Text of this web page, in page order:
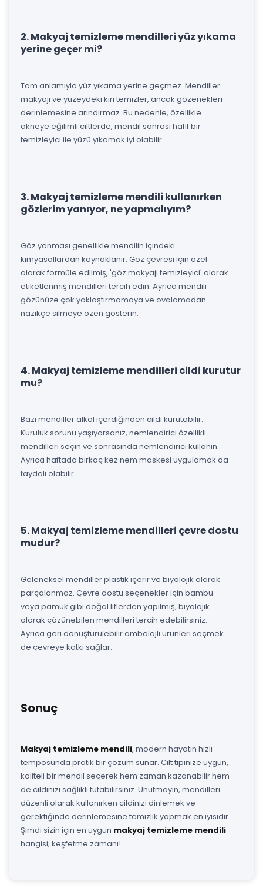
2. Makyaj temizleme mendilleri yüz yıkama
yerine geçer mi?
Tam anlamıyla yüz yıkama yerine geçmez. Mendiller
makyajı ve yüzeydeki kiri temizler, ancak gözenekleri
derinlemesine arındırmaz. Bu nedenle, özellikle
akneye eğilimli ciltlerde, mendil sonrası hafif bir
temizleyici ile yüzü yıkamak iyi olabilir.
3. Makyaj temizleme mendili kullanırken
gözlerim yanıyor, ne yapmalıyım?
Göz yanması genellikle mendilin içindeki
kimyasallardan kaynaklanır. Göz çevresi için özel
olarak formüle edilmiş, 'göz makyajı temizleyici' olarak
etiketlenmiş mendilleri tercih edin. Ayrıca mendili
gözünüze çok yaklaştırmamaya ve ovalamadan
nazikçe silmeye özen gösterin.
4. Makyaj temizleme mendilleri cildi kurutur
mu?
Bazı mendiller alkol içerdiğinden cildi kurutabilir.
Kuruluk sorunu yaşıyorsanız, nemlendirici özellikli
mendilleri seçin ve sonrasında nemlendirici kullanın.
Ayrıca haftada birkaç kez nem maskesi uygulamak da
faydalı olabilir.
5. Makyaj temizleme mendilleri çevre dostu
mudur?
Geleneksel mendiller plastik içerir ve biyolojik olarak
parçalanmaz. Çevre dostu seçenekler için bambu
veya pamuk gibi doğal liflerden yapılmış, biyolojik
olarak çözünebilen mendilleri tercih edebilirsiniz.
Ayrıca geri dönüştürülebilir ambalajlı ürünleri seçmek
de çevreye katkı sağlar.
Sonuç
Makyaj temizleme mendili, modern hayatın hızlı
temposunda pratik bir çözüm sunar. Cilt tipinize uygun,
kaliteli bir mendil seçerek hem zaman kazanabilir hem
de cildinizi sağlıklı tutabilirsiniz. Unutmayın, mendilleri
düzenli olarak kullanırken cildinizi dinlemek ve
gerektiğinde derinlemesine temizlik yapmak en iyisidir.
Şimdi sizin için en uygun makyaj temizleme mendili
hangisi, keşfetme zamanı!